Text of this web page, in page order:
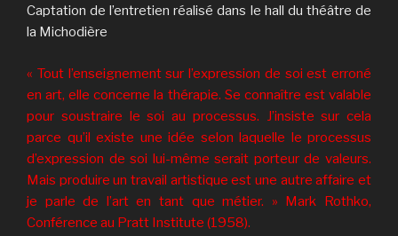
Captation de l’entretien réalisé dans le hall du théâtre de
la Michodière
« Tout l’enseignement sur l’expression de soi est erroné
en art, elle concerne la thérapie. Se connaître est valable
pour soustraire le soi au processus. J’insiste sur cela
parce qu’il existe une idée selon laquelle le processus
d’expression de soi lui-même serait porteur de valeurs.
Mais produire un travail artistique est une autre affaire et
je parle de l’art en tant que métier. » Mark Rothko,
Conférence au Pratt Institute (1958).